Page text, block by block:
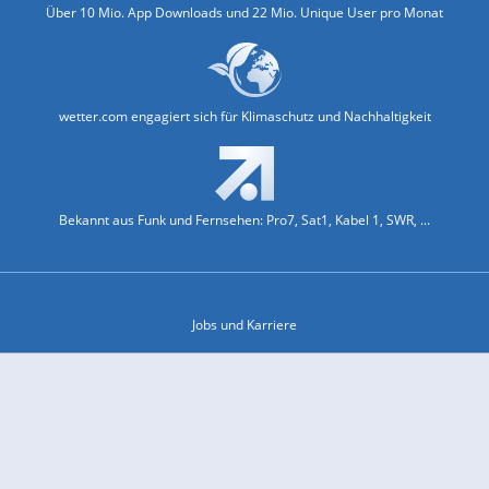
Über 10 Mio. App Downloads und 22 Mio. Unique User pro Monat
wetter.com engagiert sich für Klimaschutz und Nachhaltigkeit
Bekannt aus Funk und Fernsehen: Pro7, Sat1, Kabel 1, SWR, ...
Jobs und Karriere